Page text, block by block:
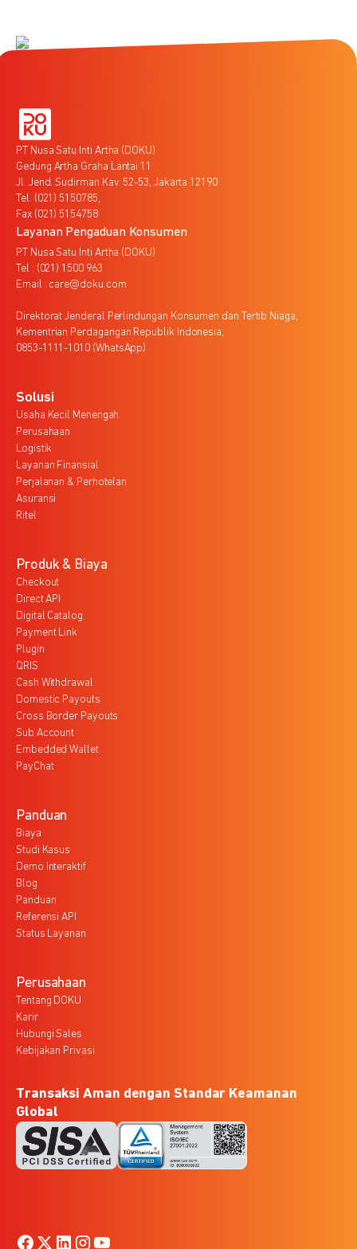
PT Nusa Satu Inti Artha (DOKU)
Gedung Artha Graha Lantai 11
Jl. Jend. Sudirman Kav. 52-53, Jakarta 12190
Tel. (021) 5150785,
Fax (021) 5154758
Layanan Pengaduan Konsumen
PT Nusa Satu Inti Artha (DOKU)
Tel : (021) 1500 963
Email : care@doku.com
Direktorat Jenderal Perlindungan Konsumen dan Tertib Niaga,
Kementrian Perdagangan Republik Indonesia,
0853-1111-1010 (WhatsApp)
Solusi
Usaha Kecil Menengah
Perusahaan
Logistik
Layanan Finansial
Perjalanan & Perhotelan
Asuransi
Ritel
Produk & Biaya
Checkout
Direct API
Digital Catalog
Payment Link
Plugin
QRIS
Cash Withdrawal
Domestic Payouts
Cross Border Payouts
Sub Account
Embedded Wallet
PayChat
Panduan
Biaya
Studi Kasus
Demo Interaktif
Blog
Panduan
Referensi API
Status Layanan
Perusahaan
Tentang DOKU
Karir
Hubungi Sales
Kebijakan Privasi
Transaksi Aman dengan Standar Keamanan
Global